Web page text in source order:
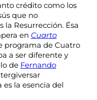
crédito como los
que no
la Resurrección. Ésa
en Cuarto
programa de Cuatro
a ser diferente y
de Fernando
la esencia del